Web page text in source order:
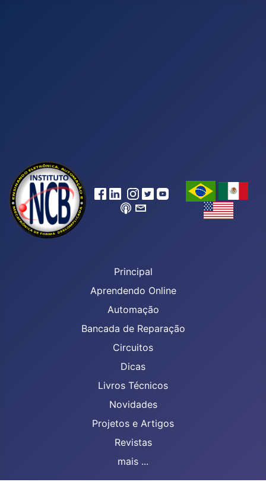
Principal
Aprendendo Online
Automação
Bancada de Reparação
Circuitos
Dicas
Livros Técnicos
Novidades
Projetos e Artigos
Revistas
mais ...